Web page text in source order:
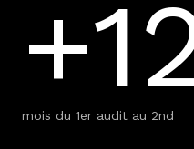
mois du 1er audit au 2nd